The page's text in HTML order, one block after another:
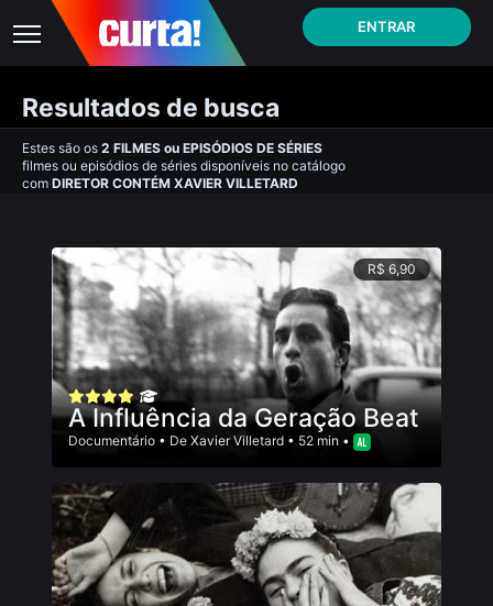
ENTRAR
Resultados de busca
Estes são os 2 FILMES ou EPISÓDIOS DE SÉRIES
filmes ou episódios de séries disponíveis no catálogo
com DIRETOR CONTÉM XAVIER VILLETARD
R$ 6,90
A Influência da Geração Beat
Documentário • De Xavier Villetard • 52 min •